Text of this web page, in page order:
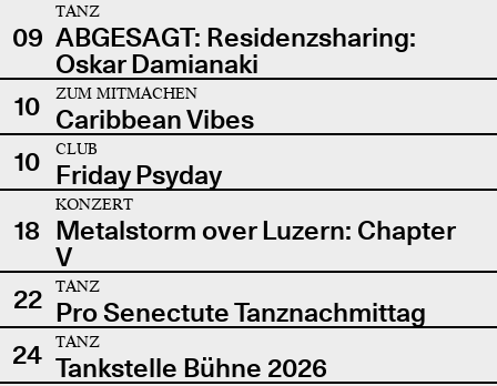
09
TANZ
ABGESAGT: Residenzsharing:
Oskar Damianaki
10
ZUM MITMACHEN
Caribbean Vibes
10
CLUB
Friday Psyday
18
KONZERT
Metalstorm over Luzern: Chapter
V
22
TANZ
Pro Senectute Tanznachmittag
24
TANZ
Tankstelle Bühne 2026